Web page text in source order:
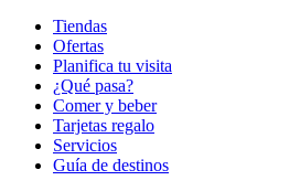
Tiendas
Ofertas
Planifica tu visita
¿Qué pasa?
Comer y beber
Tarjetas regalo
Servicios
Guía de destinos